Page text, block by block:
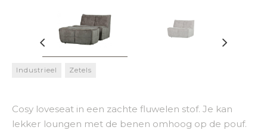
Industrieel Zetels
Cosy loveseat in een zachte fluwelen stof. Je kan
lekker loungen met de benen omhoog op de pouf.